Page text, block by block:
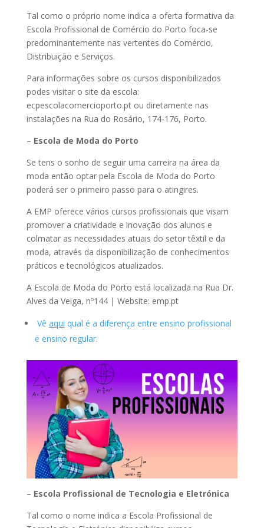
Tal como o próprio nome indica a oferta formativa da
Escola Profissional de Comércio do Porto foca-se
predominantemente nas vertentes do Comércio,
Distribuição e Serviços.
Para informações sobre os cursos disponibilizados
podes visitar o site da escola:
ecpescolacomercioporto.pt ou diretamente nas
instalações na Rua do Rosário, 174-176, Porto.
– Escola de Moda do Porto
Se tens o sonho de seguir uma carreira na área da
moda então optar pela Escola de Moda do Porto
poderá ser o primeiro passo para o atingires.
A EMP oferece vários cursos profissionais que visam
promover a criatividade e inovação dos alunos e
colmatar as necessidades atuais do setor têxtil e da
moda, através da disponibilização de conhecimentos
práticos e tecnológicos atualizados.
A Escola de Moda do Porto está localizada na Rua Dr.
Alves da Veiga, nº144 | Website: emp.pt
Vê aqui qual é a diferença entre ensino profissional
e ensino regular.
– Escola Profissional de Tecnologia e Eletrónica
Tal como o nome indica a Escola Profissional de